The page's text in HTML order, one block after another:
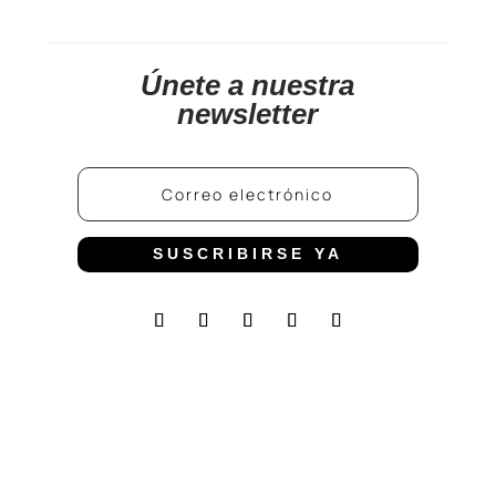
Únete a nuestra
newsletter
SUSCRIBIRSE YA